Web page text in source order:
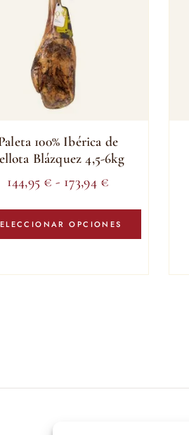
100% Ibérica de
Blázquez 4,5-6kg
144,95 € - 173,94 €
precios:
desde
OPCIONES
Este
tiene
variantes.